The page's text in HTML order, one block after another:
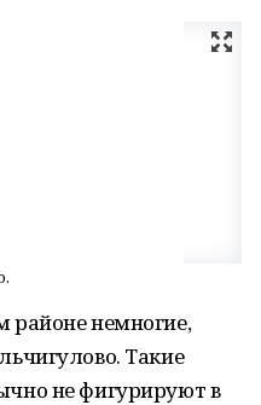
немногие,
Такие
не фигурируют в